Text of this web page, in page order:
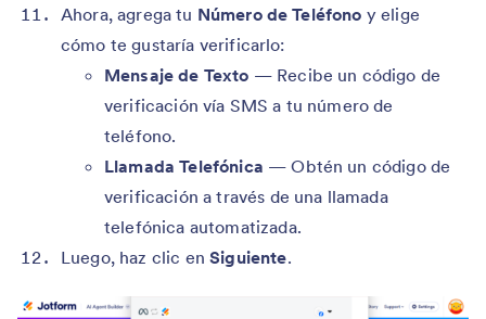
Ahora, agrega tu Número de Teléfono y elige
cómo te gustaría verificarlo:
Mensaje de Texto — Recibe un código de
verificación vía SMS a tu número de
teléfono.
Llamada Telefónica — Obtén un código de
verificación a través de una llamada
telefónica automatizada.
Luego, haz clic enSiguiente.